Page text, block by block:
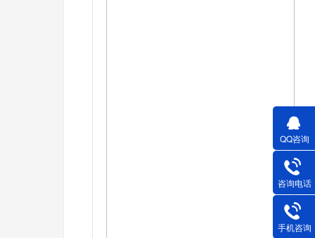
QQ咨询
咨询电话
手机咨询